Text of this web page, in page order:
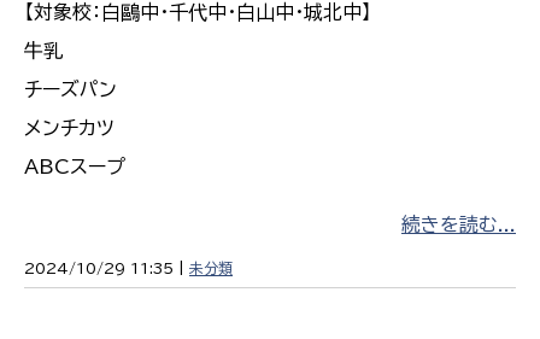
【対象校：白鷗中・千代中・白山中・城北中】
牛乳
チーズパン
メンチカツ
ABCスープ
続きを読む...
2024/10/29 11:35 | 未分類